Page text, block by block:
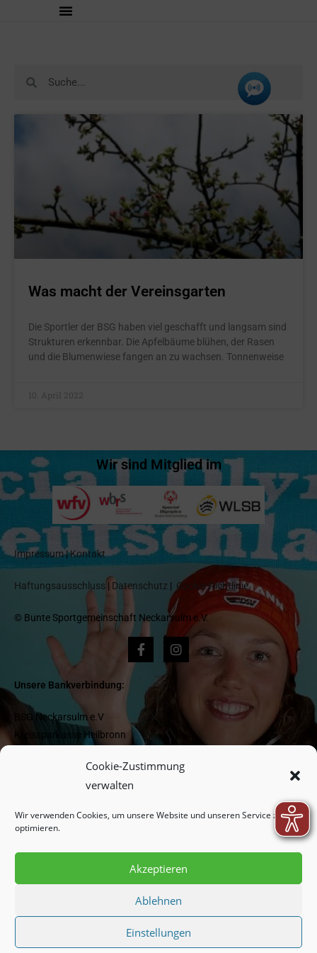
Cookie-Zustimmung
verwalten
Wir verwenden Cookies, um unsere Website und unseren Service zu
optimieren.
Akzeptieren
Ablehnen
Einstellungen
Was macht der Vereinsgarten
Die Sportler der BSG haben viel geschafft und langsam sind
Strukturen erkennbar. Die Apfelbäume blühen, der Rasen
und die Blumenwiese fangen an zu wachsen. Tonnenweise
10. April 2022
Wir sind Mitglied im
Impressum|Kontakt
Haftungsausschluss | Datenschutz | Cookie-Richtlinie
© Bunte Sportgemeinschaft Neckarsulm e.V.
Unsere Bankverbindung:
BSG Neckarsulm e.V
Kreissparkasse Heilbronn
BIC HEISDE66XXX
Newsletter:
Indem Sie fortfahren, akzeptieren Sie unsere
Datenschutzerklärung.